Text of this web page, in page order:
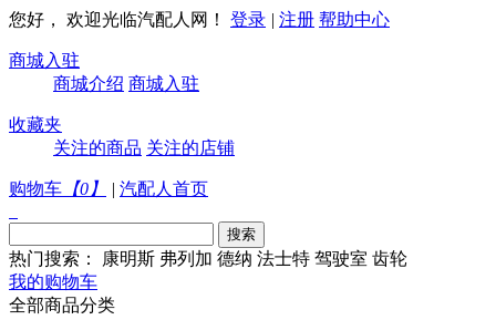
您好， 欢迎光临汽配人网！ 登录 | 注册 帮助中心
商城入驻
商城介绍 商城入驻
收藏夹
关注的商品 关注的店铺
购物车 【0 】 | 汽配人首页
热门搜索： 康明斯 弗列加 德纳 法士特 驾驶室 齿轮
我的购物车
全部商品分类